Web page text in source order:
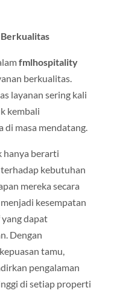
fmlhospitality
berkualitas.
layanan sering kali
kembali
di masa mendatang.
hanya berarti
kebutuhan
mereka secara
kesempatan
dapat
Dengan
tamu,
pengalaman
di setiap properti